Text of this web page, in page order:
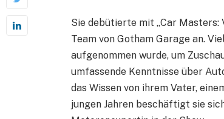
Sie debütierte mit „Car Masters:
Team von Gotham Garage an.
aufgenommen wurde, um
umfassende Kenntnisse über
das Wissen von ihrem Vater,
jungen Jahren beschäftigt sie